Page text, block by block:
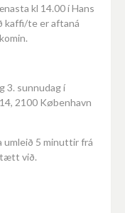
kl 14.00 í Hans
kaffi/te er aftaná
3. sunnudag í
2100 København
5 minuttir frá
tætt við.